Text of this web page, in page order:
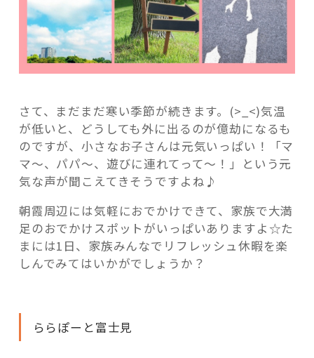
で
か
け
ス
ポ
ト”
の
さて、まだまだ寒い季節が続きます。(>_<)気温
が低いと、どうしても外に出るのが億劫になるも
のですが、小さなお子さんは元気いっぱい！「マ
マ～、パパ～、遊びに連れてって～！」という元
気な声が聞こえてきそうですよね♪
朝霞周辺には気軽におでかけできて、家族で大満
足のおでかけスポットがいっぱいありますよ☆た
まには1日、家族みんなでリフレッシュ休暇を楽
しんでみてはいかがでしょうか？
ららぽーと富士見